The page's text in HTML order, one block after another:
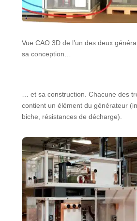
Vue CAO 3D de l’un des deux
sa conception…
… et sa construction. Chacune des
contient un élément du générateur
biche, résistances de décharge).